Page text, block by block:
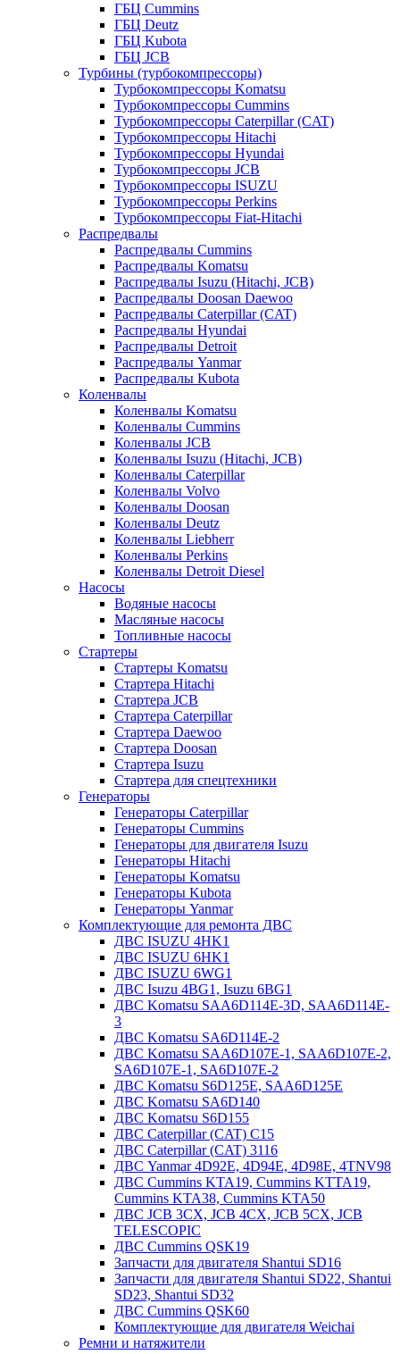
ГБЦ Cummins
ГБЦ Deutz
ГБЦ Kubota
ГБЦ JCB
Турбины (турбокомпрессоры)
Турбокомпрессоры Komatsu
Турбокомпрессоры Cummins
Турбокомпрессоры Caterpillar (CAT)
Турбокомпрессоры Hitachi
Турбокомпрессоры Hyundai
Турбокомпрессоры JCB
Турбокомпрессоры ISUZU
Турбокомпрессоры Perkins
Турбокомпрессоры Fiat-Hitachi
Распредвалы
Распредвалы Cummins
Распредвалы Komatsu
Распредвалы Isuzu (Hitachi, JCB)
Распредвалы Doosan Daewoo
Распредвалы Caterpillar (CAT)
Распредвалы Hyundai
Распредвалы Detroit
Распредвалы Yanmar
Распредвалы Kubota
Коленвалы
Коленвалы Komatsu
Коленвалы Cummins
Коленвалы JCB
Коленвалы Isuzu (Hitachi, JCB)
Коленвалы Caterpillar
Коленвалы Volvo
Коленвалы Doosan
Коленвалы Deutz
Коленвалы Liebherr
Коленвалы Perkins
Коленвалы Detroit Diesel
Насосы
Водяные насосы
Масляные насосы
Топливные насосы
Стартеры
Стартеры Komatsu
Стартера Hitachi
Стартера JCB
Стартера Caterpillar
Стартера Daewoo
Стартера Doosan
Стартера Isuzu
Стартера для спецтехники
Генераторы
Генераторы Caterpillar
Генераторы Cummins
Генераторы для двигателя Isuzu
Генераторы Hitachi
Генераторы Komatsu
Генераторы Kubota
Генераторы Yanmar
Комплектующие для ремонта ДВС
ДВС ISUZU 4HK1
ДВС ISUZU 6HK1
ДВС ISUZU 6WG1
ДВС Isuzu 4BG1, Isuzu 6BG1
ДВС Komatsu SAA6D114E-3D, SAA6D114E-
3
ДВС Komatsu SA6D114E-2
ДВС Komatsu SAA6D107E-1, SAA6D107E-2,
SA6D107E-1, SA6D107E-2
ДВС Komatsu S6D125E, SAA6D125E
ДВС Komatsu SA6D140
ДВС Komatsu S6D155
ДВС Caterpillar (CAT) C15
ДВС Caterpillar (CAT) 3116
ДВС Yanmar 4D92E, 4D94E, 4D98E, 4TNV98
ДВС Cummins KTA19, Cummins KTTA19,
Cummins KTA38, Cummins KTA50
ДВС JCB 3CX, JCB 4CX, JCB 5CX, JCB
TELESCOPIC
ДВС Cummins QSK19
Запчасти для двигателя Shantui SD16
Запчасти для двигателя Shantui SD22, Shantui
SD23, Shantui SD32
ДВС Cummins QSK60
Комплектующие для двигателя Weichai
Ремни и натяжители